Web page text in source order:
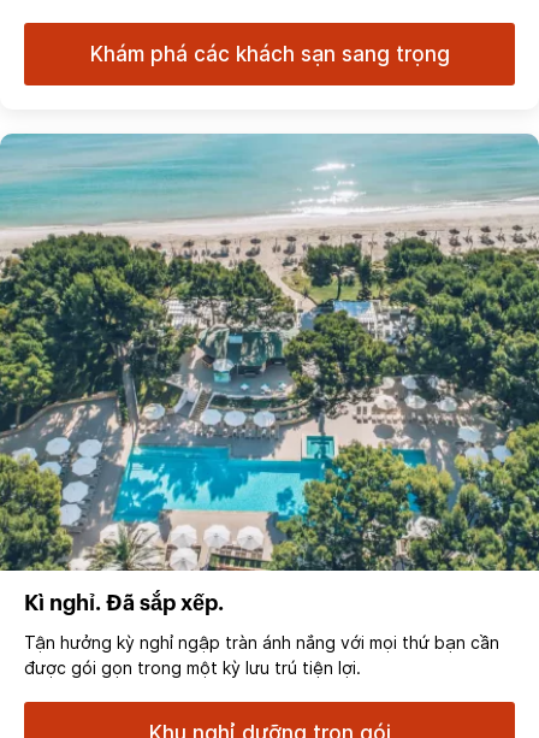
Khám phá các khách sạn sang trọng
Kì nghỉ. Đã sắp xếp.
Tận hưởng kỳ nghỉ ngập tràn ánh nắng với mọi thứ bạn cần
được gói gọn trong một kỳ lưu trú tiện lợi.
Khu nghỉ dưỡng trọn gói